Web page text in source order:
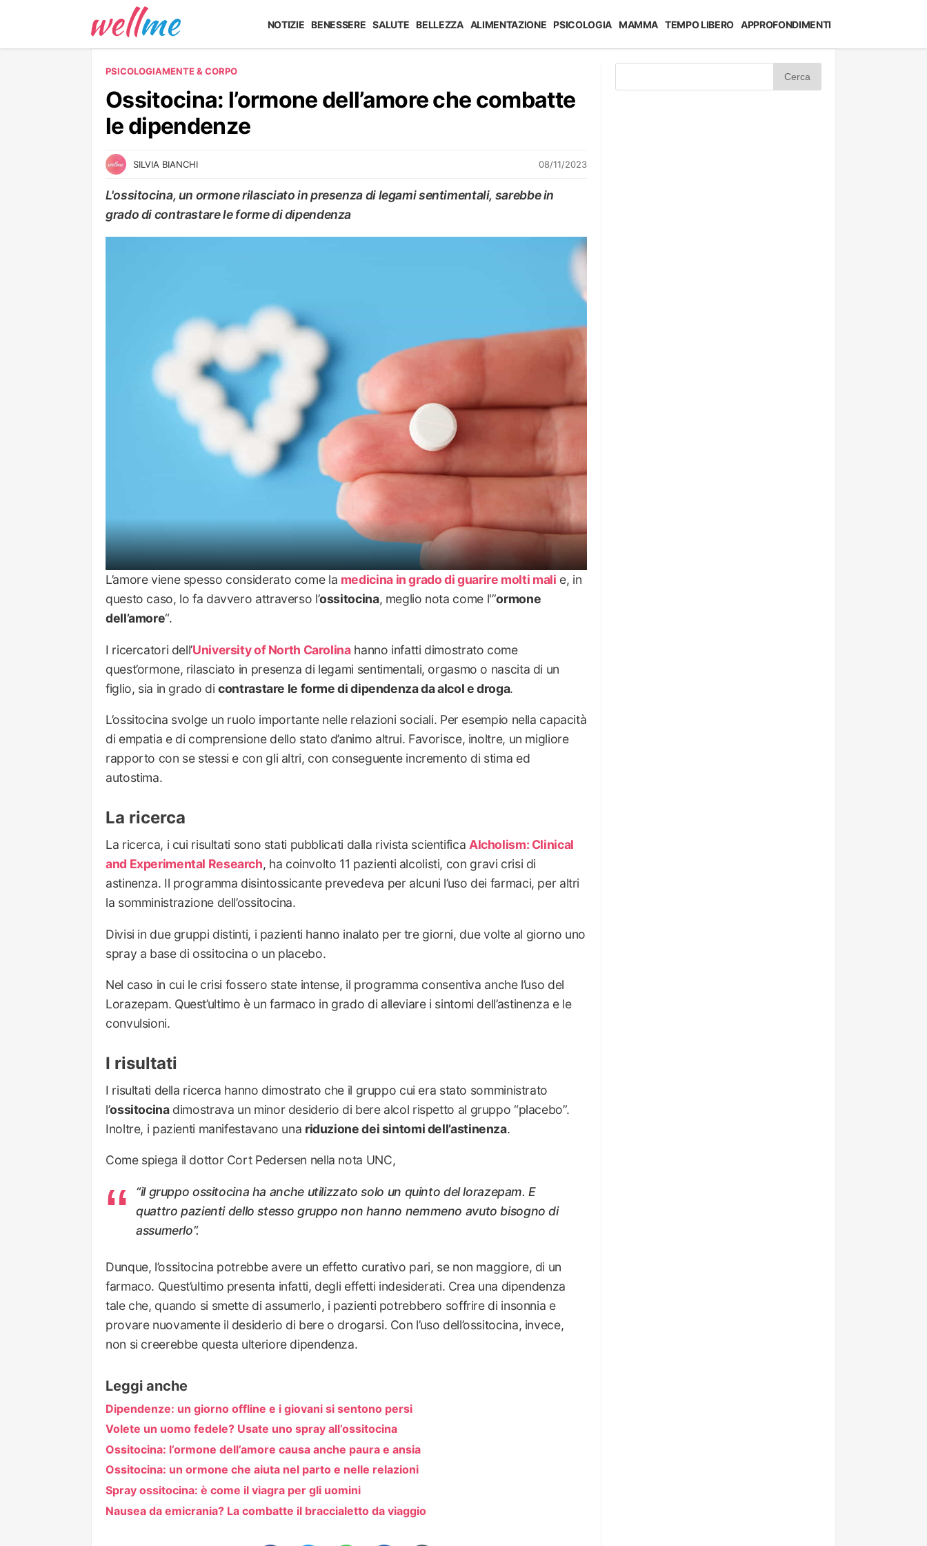
NOTIZIE BENESSERE SALUTE BELLEZZA ALIMENTAZIONE PSICOLOGIA MAMMA TEMPO LIBERO APPROFONDIMENTI
PSICOLOGIAMENTE & CORPO
Ossitocina: l’ormone dell’amore che combatte
le dipendenze
SILVIA BIANCHI 08/11/2023
L'ossitocina, un ormone rilasciato in presenza di legami sentimentali, sarebbe in
grado di contrastare le forme di dipendenza
L’amore viene spesso considerato come la medicina in grado di guarire molti mali e, in
questo caso, lo fa davvero attraverso l’ossitocina, meglio nota come l'”ormone
dell’amore“.
I ricercatori dell’University of North Carolinahanno infatti dimostrato come
quest’ormone, rilasciato in presenza di legami sentimentali, orgasmo o nascita di un
figlio, sia in grado dicontrastare le forme di dipendenza da alcol e droga.
L’ossitocina svolge un ruolo importante nelle relazioni sociali. Per esempio nella capacità
di empatia e di comprensione dello stato d’animo altrui. Favorisce, inoltre, un migliore
rapporto con se stessi e con gli altri, con conseguente incremento di stima ed
autostima.
La ricerca
La ricerca, i cui risultati sono stati pubblicati dalla rivista scientifica Alcholism: Clinical
and Experimental Research, ha coinvolto 11 pazienti alcolisti, con gravi crisi di
astinenza. Il programma disintossicante prevedeva per alcuni l’uso dei farmaci, per altri
la somministrazione dell’ossitocina.
Divisi in due gruppi distinti, i pazienti hanno inalato per tre giorni, due volte al giorno uno
spray a base di ossitocina o un placebo.
Nel caso in cui le crisi fossero state intense, il programma consentiva anche l’uso del
Lorazepam. Quest’ultimo è un farmaco in grado di alleviare i sintomi dell’astinenza e le
convulsioni.
I risultati
I risultati della ricerca hanno dimostrato che il gruppo cui era stato somministrato
l’ossitocinadimostrava un minor desiderio di bere alcol rispetto al gruppo “placebo”.
Inoltre, i pazienti manifestavano una riduzione dei sintomi dell’astinenza.
Come spiega il dottor Cort Pedersen nella nota UNC,
“il gruppo ossitocina ha anche utilizzato solo un quinto del lorazepam. E
quattro pazienti dello stesso gruppo non hanno nemmeno avuto bisogno di
assumerlo”.
Dunque, l’ossitocina potrebbe avere un effetto curativo pari, se non maggiore, di un
farmaco. Quest’ultimo presenta infatti, degli effetti indesiderati. Crea una dipendenza
tale che, quando si smette di assumerlo, i pazienti potrebbero soffrire di insonnia e
provare nuovamente il desiderio di bere o drogarsi. Con l’uso dell’ossitocina, invece,
non si creerebbe questa ulteriore dipendenza.
Leggi anche
Dipendenze: un giorno offline e i giovani si sentono persi
Volete un uomo fedele? Usate uno spray all’ossitocina
Ossitocina: l’ormone dell’amore causa anche paura e ansia
Ossitocina: un ormone che aiuta nel parto e nelle relazioni
Spray ossitocina: è come il viagra per gli uomini
Nausea da emicrania? La combatte il braccialetto da viaggio